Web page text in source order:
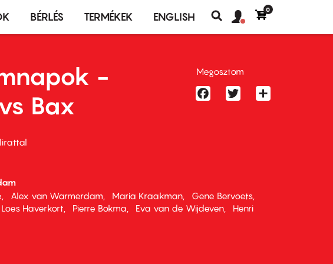
BÉRLÉS TERMÉKEK ENGLISH
Keresés
fiók
Felhasználói
0
-
Bax
Alex van Warmerdam Maria Kraakman
Gene Bervoets
Loes Haverkort Pierre Bokma Eva van de Wijdeven
Henri
Megosztom
FacebookTwitter